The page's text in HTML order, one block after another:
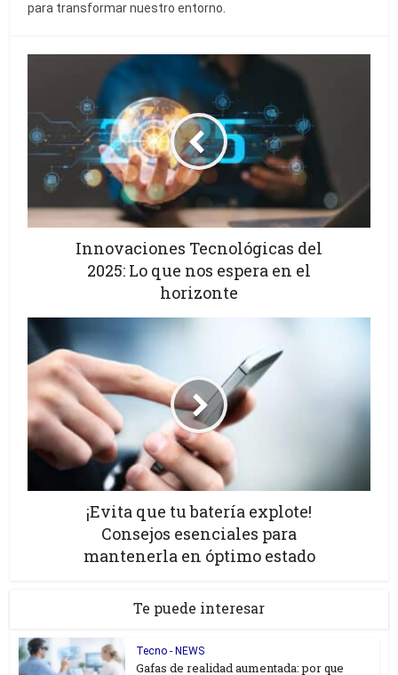
para transformar nuestro entorno.
Innovaciones Tecnológicas del
2025: Lo que nos espera en el
horizonte
¡Evita que tu batería explote!
Consejos esenciales para
mantenerla en óptimo estado
Te puede interesar
Tecno - NEWS
Gafas de realidad aumentada: por que